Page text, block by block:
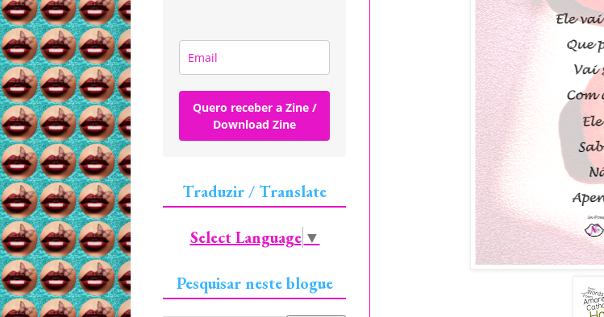
Quero receber a Zine /
Download Zine
Traduzir / Translate
Select Language ▼
Pesquisar neste blogue